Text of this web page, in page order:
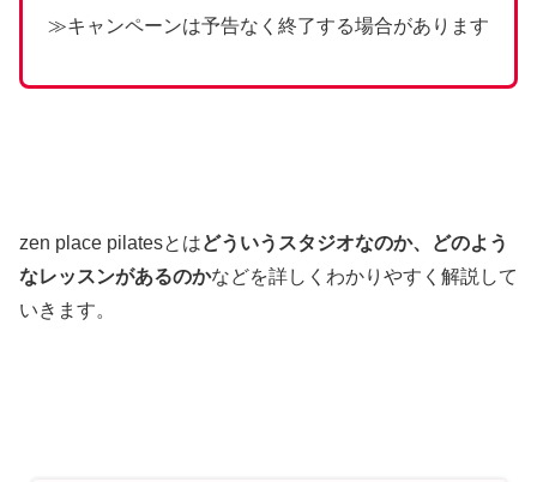
≫キャンペーンは予告なく終了する場合があります
zen place pilatesとはどういうスタジオなのか、どのよう
なレッスンがあるのかなどを詳しくわかりやすく解説して
いきます。